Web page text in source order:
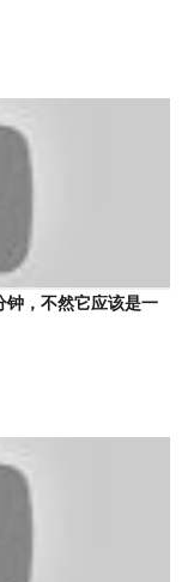
钟，不然它应该是一